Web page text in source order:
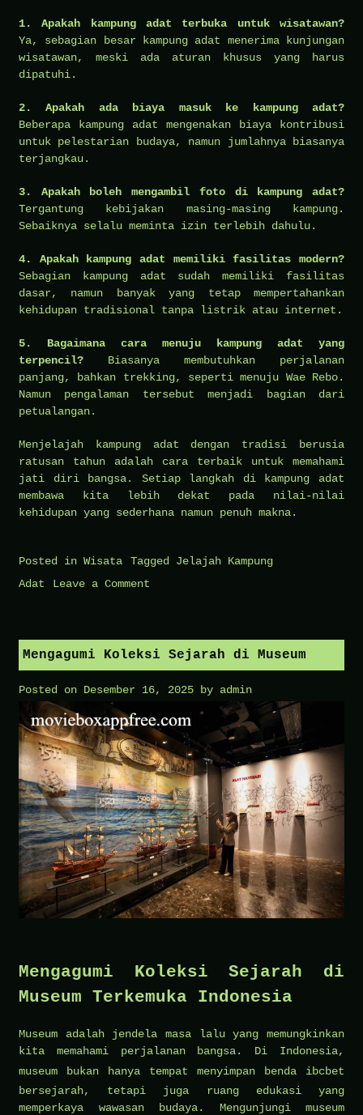
1. Apakah kampung adat terbuka untuk wisatawan?
Ya, sebagian besar kampung adat menerima kunjungan
wisatawan, meski ada aturan khusus yang harus
dipatuhi.
2. Apakah ada biaya masuk ke kampung adat?
Beberapa kampung adat mengenakan biaya kontribusi
untuk pelestarian budaya, namun jumlahnya biasanya
terjangkau.
3. Apakah boleh mengambil foto di kampung adat?
Tergantung kebijakan masing-masing kampung.
Sebaiknya selalu meminta izin terlebih dahulu.
4. Apakah kampung adat memiliki fasilitas modern?
Sebagian kampung adat sudah memiliki fasilitas
dasar, namun banyak yang tetap mempertahankan
kehidupan tradisional tanpa listrik atau internet.
5. Bagaimana cara menuju kampung adat yang
terpencil? Biasanya membutuhkan perjalanan
panjang, bahkan trekking, seperti menuju Wae Rebo.
Namun pengalaman tersebut menjadi bagian dari
petualangan.
Menjelajah kampung adat dengan tradisi berusia
ratusan tahun adalah cara terbaik untuk memahami
jati diri bangsa. Setiap langkah di kampung adat
membawa kita lebih dekat pada nilai-nilai
kehidupan yang sederhana namun penuh makna.
Posted in Wisata Tagged Jelajah Kampung
Adat
Leave a Comment
Adat
dengan
Tradisi
Berusia
Ratusan
Tahun
Mengagumi Koleksi Sejarah di Museum
Posted on Desember 16, 2025 by admin
Mengagumi Koleksi Sejarah di
Museum Terkemuka Indonesia
Museum adalah jendela masa lalu yang memungkinkan
kita memahami perjalanan bangsa. Di Indonesia,
museum bukan hanya tempat menyimpan benda ibcbet
bersejarah, tetapi juga ruang edukasi yang
memperkaya wawasan budaya. Mengunjungi museum